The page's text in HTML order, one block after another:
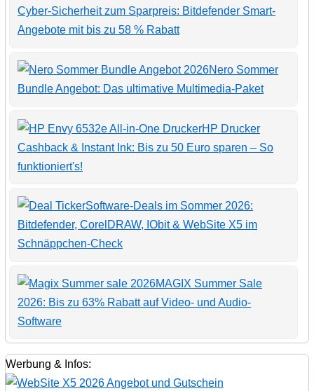
Cyber-Sicherheit zum Sparpreis: Bitdefender Smart-
Angebote mit bis zu 58 % Rabatt
Nero Sommer
Bundle Angebot: Das ultimative Multimedia-Paket
HP Drucker
Cashback & Instant Ink: Bis zu 50 Euro sparen – So
funktioniert's!
Software-Deals im Sommer 2026:
Bitdefender, CorelDRAW, IObit & WebSite X5 im
Schnäppchen-Check
MAGIX Summer Sale
2026: Bis zu 63% Rabatt auf Video- und Audio-
Software
Werbung & Infos: